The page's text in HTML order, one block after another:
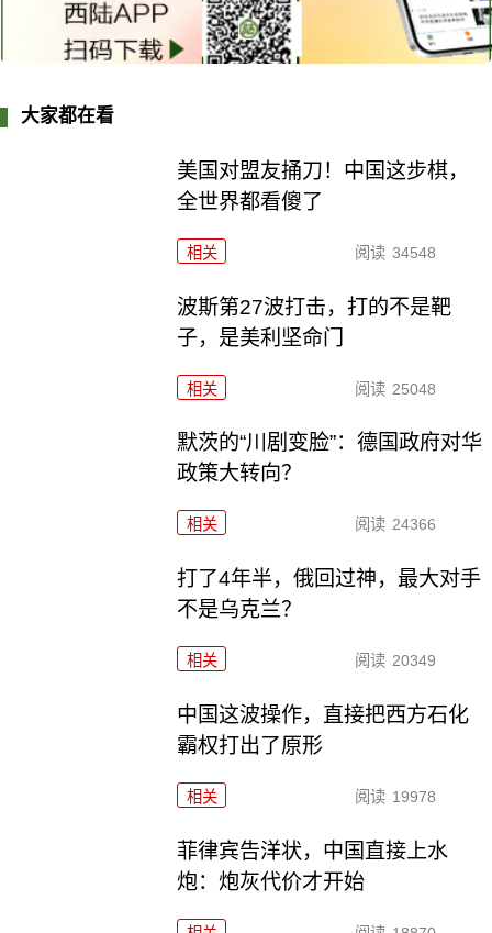
大家都在看
美国对盟友捅刀！中国这步棋，
全世界都看傻了
相关 阅读 34548
波斯第27波打击，打的不是靶
子，是美利坚命门
相关 阅读 25048
默茨的“川剧变脸”：德国政府对华
政策大转向？
相关 阅读 24366
打了4年半，俄回过神，最大对手
不是乌克兰？
相关 阅读 20349
中国这波操作，直接把西方石化
霸权打出了原形
相关 阅读 19978
菲律宾告洋状，中国直接上水
炮：炮灰代价才开始